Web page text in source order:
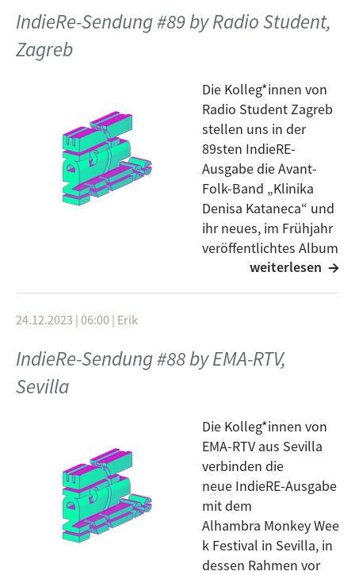
zwischen Halle und Berlin und auch „Fictures“ ist
eine junge Band aus Halle, die im Interview mit Luise
und Joshi über ihre Musik, die Stadt und ihre
diesmal Dilla, mit seinem aktuellen Song namens
„Licht“ zu hören,. Zum Ende gibt es etwas Heavy
Metal von den Waxlegs.
IndieRe-Sendung #89 by Radio Student,
Zagreb
Die Kolleg*innen von
Radio Student Zagreb
stellen uns in der
89sten IndieRE-
Ausgabe die Avant-
Folk-Band „Klinika
Denisa Kataneca“ und
ihr neues, im Frühjahr
veröffentlichtes Album
„Kao zao kor“ vor. Sie
die Eindrücke der ausverkauften Konzerte, die sie in
diesem Herbst gespielt haben.
Außerdem gibt’s Musik von „Revirgin“, ein Duo, das
inspirieren lässt, Antun Aleksa, der sein DIY-Projekt
„IDEM“ vorstellt, und „Roj osa“, einem
experimentellen Projekt der Brüder Sinkauz aus Pula.
weiterlesen
24.12.2023 | 06:00 | Erik
IndieRe-Sendung #88 by EMA-RTV,
Sevilla
Die Kolleg*innen von
EMA-RTV aus Sevilla
verbinden die
neue IndieRE-Ausgabe
mit dem
Alhambra Monkey Wee
k Festival in Sevilla, in
dessen Rahmen vor